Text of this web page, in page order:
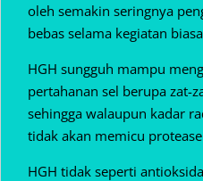
oleh semakin seringnya
bebas selama kegiatan
HGH sungguh mampu
pertahanan sel berupa zat-
sehingga walaupun kadar
tidak akan memicu
HGH tidak seperti